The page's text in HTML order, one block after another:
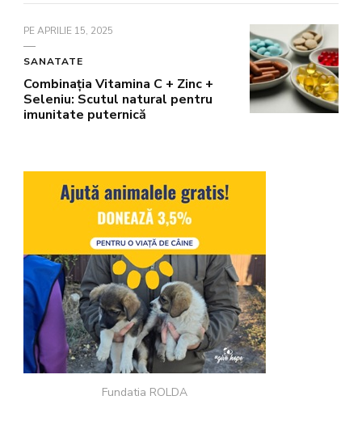
PEAPRILIE 15, 2025
SANATATE
Combinația Vitamina C + Zinc +
Seleniu: Scutul natural pentru
imunitate puternică
Fundatia ROLDA